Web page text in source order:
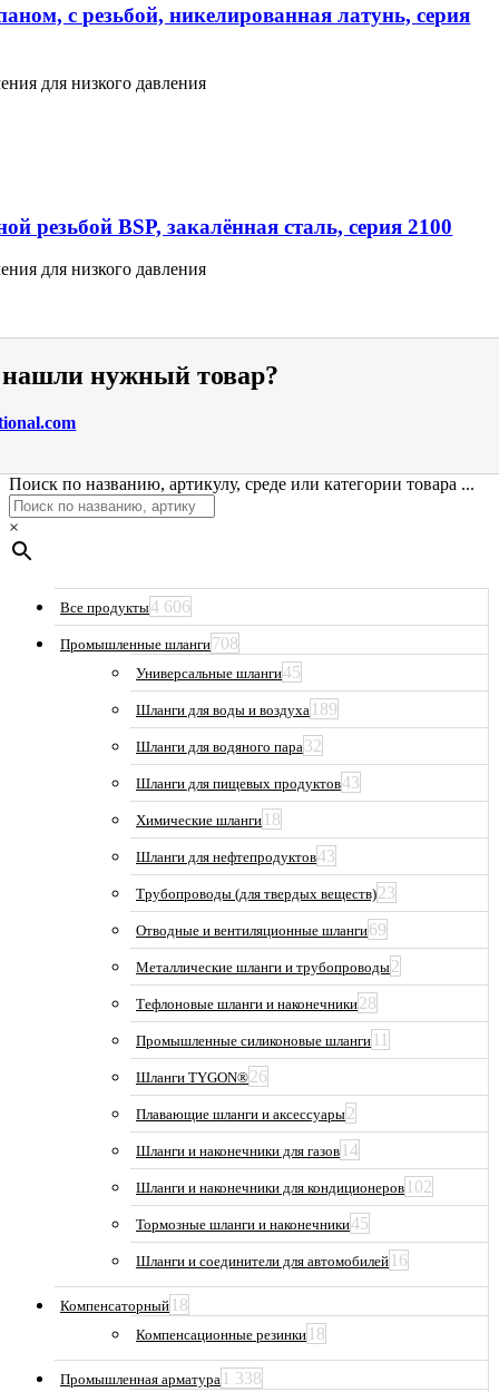
с резьбой, никелированная латунь, серия
для низкого давления
резьбой BSP, закалённая сталь, серия 2100
для низкого давления
нужный товар?
Поиск по названию, артикулу, среде или категории товара ...
×
Все продукты4 606
Промышленные шланги708
Универсальные шланги45
Шланги для воды и воздуха 189
Шланги для водяного пара32
Шланги для пищевых продуктов43
Химические шланги 18
Шланги для нефтепродуктов43
Трубопроводы (для твердых веществ)23
Отводные и вентиляционные шланги69
Металлические шланги и трубопроводы2
Тефлоновые шланги и наконечники28
Промышленные силиконовые шланги 11
Шланги TYGON®26
Плавающие шланги и аксессуары2
Шланги и наконечники для газов 14
Шланги и наконечники для кондиционеров 102
Тормозные шланги и наконечники45
Шланги и соединители для автомобилей 16
Компенсаторный 18
Компенсационные резинки 18
Промышленная арматура 1 338